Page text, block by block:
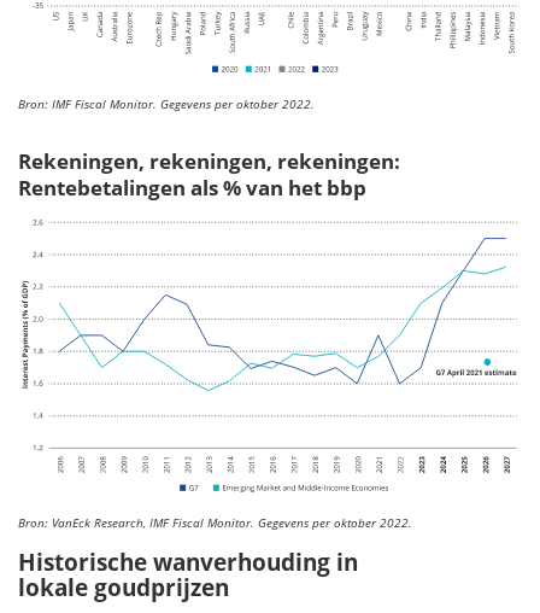
Bron: IMF Fiscal Monitor. Gegevens per oktober 2022.
Rekeningen, rekeningen, rekeningen:
Rentebetalingen als % van het bbp
Bron: VanEck Research, IMF Fiscal Monitor. Gegevens per oktober 2022.
Historische wanverhouding in
lokale goudprijzen